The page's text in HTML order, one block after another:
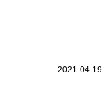
2021-04-19